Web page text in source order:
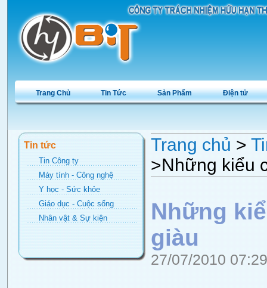
Trang Chủ Tin Tức Sản Phẩm Điện tử
Tin tức
Tin Công ty
Máy tính - Công nghệ
Y học - Sức khỏe
Giáo dục - Cuộc sống
Nhân vật & Sự kiện
Trang chủ >
>Những kiểu
Những
giàu
27/07/2010